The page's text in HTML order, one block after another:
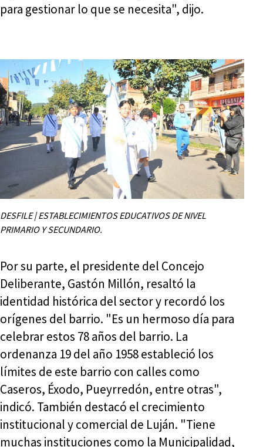
para gestionar lo que se necesita", dijo.
DESFILE | ESTABLECIMIENTOS EDUCATIVOS DE NIVEL
PRIMARIO Y SECUNDARIO.
Por su parte, el presidente del Concejo
Deliberante, Gastón Millón, resaltó la
identidad histórica del sector y recordó los
orígenes del barrio. "Es un hermoso día para
celebrar estos 78 años del barrio. La
ordenanza 19 del año 1958 estableció los
límites de este barrio con calles como
Caseros, Éxodo, Pueyrredón, entre otras",
indicó. También destacó el crecimiento
institucional y comercial de Luján. "Tiene
muchas instituciones como la Municipalidad,